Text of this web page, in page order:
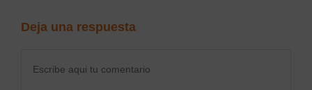
Deja una respuesta